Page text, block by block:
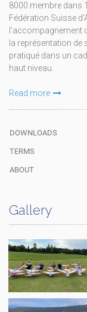
8000 membre dans
Fédération Suisse
l’accompagnement
la représentation de
pratiqué dans un
haut niveau.
Read more
DOWNLOADS
TERMS
ABOUT
Gallery